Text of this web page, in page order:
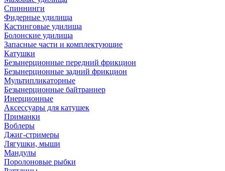
Спиннинги
Фидерные удилища
Кастинговые удилища
Болонские удилища
Запасные части и комплектующие
Катушки
Безынерционные передний фрикцион
Безынерционные задний фрикцион
Мультипликаторные
Безынерционные байтраннер
Инерционные
Аксессуары для катушек
Приманки
Воблеры
Джиг-стримеры
Лягушки, мыши
Мандулы
Поролоновые рыбки